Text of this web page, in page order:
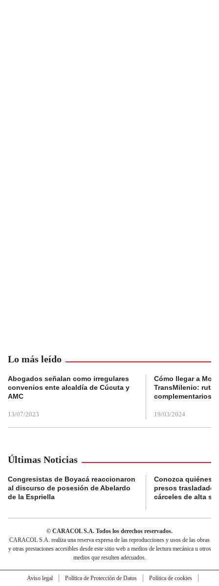
Lo más leído
Abogados señalan como irregulares
convenios ente alcaldía de Cúcuta y
AMC
13/07/2023
Cómo llegar a
TransMilenio:
complementarios
19/03/2024
Últimas Noticias
Congresistas de Boyacá reaccionaron
al discurso de posesión de Abelardo
de la Espriella
Conozca quiénes
presos
cárceles de alta
© CARACOL S.A. Todos los derechos reservados.
CARACOL S.A. realiza una reserva expresa de las reproducciones y usos de las obras
y otras prestaciones accesibles desde este sitio web a medios de lectura mecánica u otros
medios que resulten adecuados.
Aviso legal Política de Protección de Datos
Política de cookies